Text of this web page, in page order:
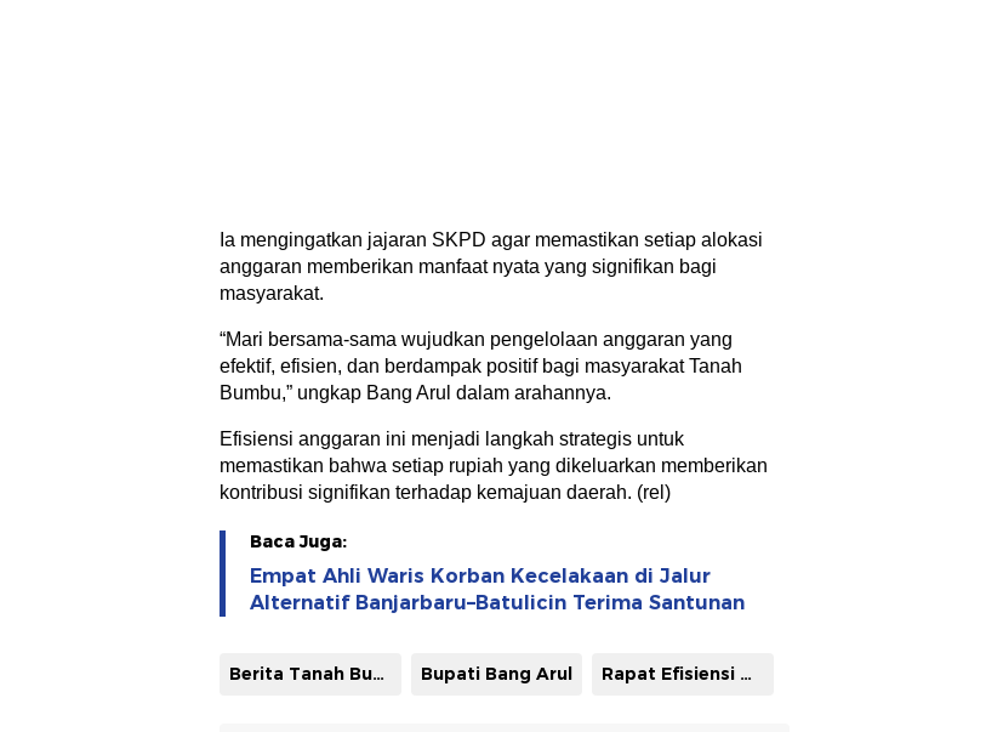
Ia mengingatkan jajaran SKPD agar memastikan setiap alokasi
anggaran memberikan manfaat nyata yang signifikan bagi
masyarakat.
“Mari bersama-sama wujudkan pengelolaan anggaran yang
efektif, efisien, dan berdampak positif bagi masyarakat Tanah
Bumbu,” ungkap Bang Arul dalam arahannya.
Efisiensi anggaran ini menjadi langkah strategis untuk
memastikan bahwa setiap rupiah yang dikeluarkan memberikan
kontribusi signifikan terhadap kemajuan daerah. (rel)
Baca Juga:
Empat Ahli Waris Korban Kecelakaan di Jalur
Alternatif Banjarbaru–Batulicin Terima Santunan
Berita Tanah Bumbu Bupati Bang Arul Rapat Efisiensi Anggaran